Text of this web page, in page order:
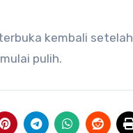
kembali
pulih.